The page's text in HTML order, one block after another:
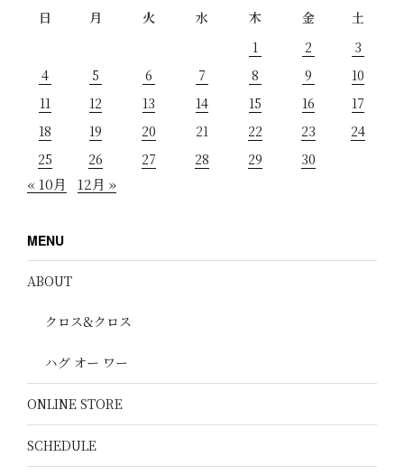
日
月 火 水 木 金
土
1
2
3
4
5 6 7 8 9
10
11
12 13 14 15 16
17
18
19 20 21 22 23
24
25
26 27 28 29 30
« 10月 12月 »
MENU
ABOUT
クロス&クロス
ハグ オー ワー
ONLINE STORE
SCHEDULE